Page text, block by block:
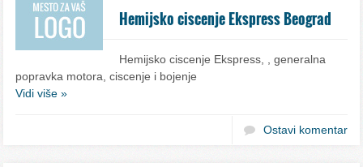
Hemijsko ciscenje Ekspress Beograd
Hemijsko ciscenje Ekspress, , generalna
popravka motora, ciscenje i bojenje
Vidi više »
Ostavi komentar